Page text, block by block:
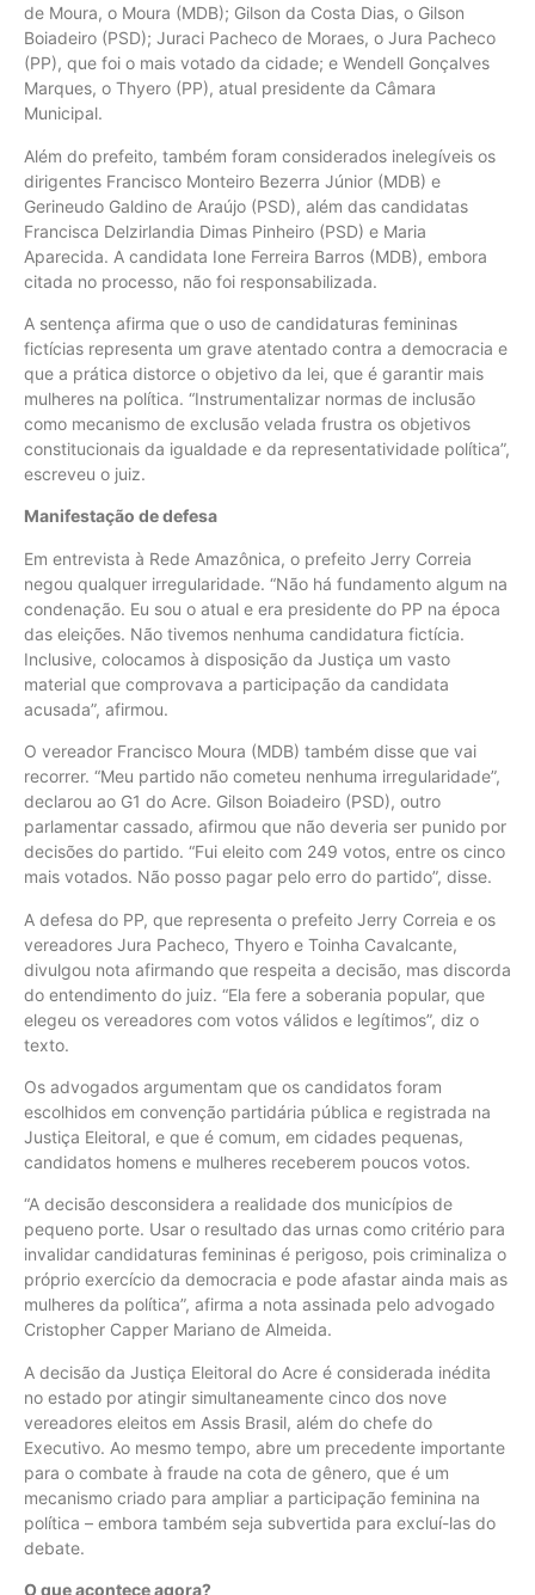
de Moura, o Moura (MDB); Gilson da Costa Dias, o Gilson
Boiadeiro (PSD); Juraci Pacheco de Moraes, o Jura Pacheco
(PP), que foi o mais votado da cidade; e Wendell Gonçalves
Marques, o Thyero (PP), atual presidente da Câmara
Municipal.
Além do prefeito, também foram considerados inelegíveis os
dirigentes Francisco Monteiro Bezerra Júnior (MDB) e
Gerineudo Galdino de Araújo (PSD), além das candidatas
Francisca Delzirlandia Dimas Pinheiro (PSD) e Maria
Aparecida. A candidata Ione Ferreira Barros (MDB), embora
citada no processo, não foi responsabilizada.
A sentença afirma que o uso de candidaturas femininas
fictícias representa um grave atentado contra a democracia e
que a prática distorce o objetivo da lei, que é garantir mais
mulheres na política. “Instrumentalizar normas de inclusão
como mecanismo de exclusão velada frustra os objetivos
constitucionais da igualdade e da representatividade política”,
escreveu o juiz.
Manifestação de defesa
Em entrevista à Rede Amazônica, o prefeito Jerry Correia
negou qualquer irregularidade. “Não há fundamento algum na
condenação. Eu sou o atual e era presidente do PP na época
das eleições. Não tivemos nenhuma candidatura fictícia.
Inclusive, colocamos à disposição da Justiça um vasto
material que comprovava a participação da candidata
acusada”, afirmou.
O vereador Francisco Moura (MDB) também disse que vai
recorrer. “Meu partido não cometeu nenhuma irregularidade”,
declarou ao G1 do Acre. Gilson Boiadeiro (PSD), outro
parlamentar cassado, afirmou que não deveria ser punido por
decisões do partido. “Fui eleito com 249 votos, entre os cinco
mais votados. Não posso pagar pelo erro do partido”, disse.
A defesa do PP, que representa o prefeito Jerry Correia e os
vereadores Jura Pacheco, Thyero e Toinha Cavalcante,
divulgou nota afirmando que respeita a decisão, mas discorda
do entendimento do juiz. “Ela fere a soberania popular, que
elegeu os vereadores com votos válidos e legítimos”, diz o
texto.
Os advogados argumentam que os candidatos foram
escolhidos em convenção partidária pública e registrada na
Justiça Eleitoral, e que é comum, em cidades pequenas,
candidatos homens e mulheres receberem poucos votos.
“A decisão desconsidera a realidade dos municípios de
pequeno porte. Usar o resultado das urnas como critério para
invalidar candidaturas femininas é perigoso, pois criminaliza o
próprio exercício da democracia e pode afastar ainda mais as
mulheres da política”, afirma a nota assinada pelo advogado
Cristopher Capper Mariano de Almeida.
A decisão da Justiça Eleitoral do Acre é considerada inédita
no estado por atingir simultaneamente cinco dos nove
vereadores eleitos em Assis Brasil, além do chefe do
Executivo. Ao mesmo tempo, abre um precedente importante
para o combate à fraude na cota de gênero, que é um
mecanismo criado para ampliar a participação feminina na
política – embora também seja subvertida para excluí-las do
debate.
O que acontece agora?